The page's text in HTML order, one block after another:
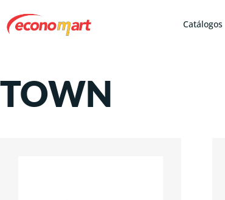
Catálogos
TOWN